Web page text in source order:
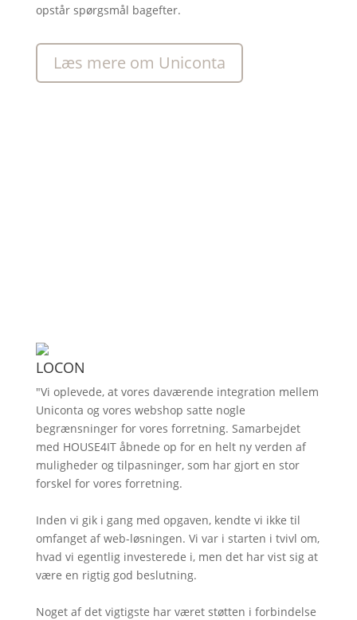
opstår spørgsmål bagefter.
Læs mere om Uniconta
LOCON
"Vi oplevede, at vores daværende integration mellem
Uniconta og vores webshop satte nogle
begrænsninger for vores forretning. Samarbejdet
med HOUSE4IT åbnede op for en helt ny verden af
muligheder og tilpasninger, som har gjort en stor
forskel for vores forretning.
Inden vi gik i gang med opgaven, kendte vi ikke til
omfanget af web-løsningen. Vi var i starten i tvivl om,
hvad vi egentlig investerede i, men det har vist sig at
være en rigtig god beslutning.
Noget af det vigtigste har været støtten i forbindelse